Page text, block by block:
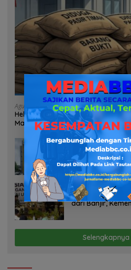
Agustus 7, 2026
Heboh Tumpukan Karung Diduga
Manggar, Danlanal Babel: Masih
Agustus 7, 2026
Pelayanan
Sanksi P2TL PLN
Konfirmasi GM
Tutup Mata
Agustus 7, 2026
Selamatkan
dari Banjir,
Selengkapnya